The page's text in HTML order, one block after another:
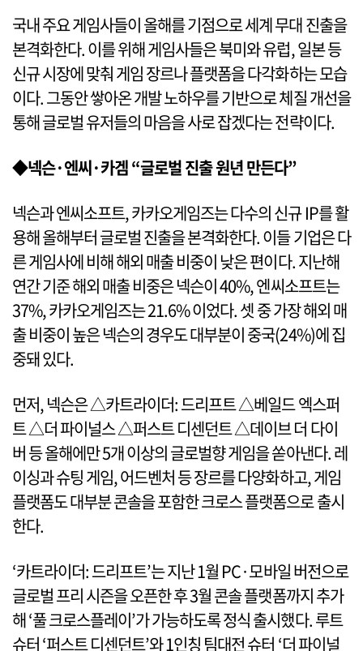
국내 주요 게임사들이 올해를 기점으로 세계 무대 진출을
본격화한다. 이를 위해 게임사들은 북미와 유럽, 일본 등
신규 시장에 맞춰 게임 장르나 플랫폼을 다각화하는 모습
이다. 그동안 쌓아온 개발 노하우를 기반으로 체질 개선을
통해 글로벌 유저들의 마음을 사로 잡겠다는 전략이다.
◆넥슨·엔씨·카겜 “글로벌 진출 원년 만든다”
넥슨과 엔씨소프트, 카카오게임즈는 다수의 신규 IP를 활
용해 올해부터 글로벌 진출을 본격화한다. 이들 기업은 다
른 게임사에 비해 해외 매출 비중이 낮은 편이다. 지난해
연간 기준 해외 매출 비중은 넥슨이 40%, 엔씨소프트는
37%, 카카오게임즈는 21.6% 이었다. 셋 중 가장 해외 매
출 비중이 높은 넥슨의 경우도 대부분이 중국(24%)에 집
중돼 있다.
먼저, 넥슨은 △카트라이더: 드리프트 △베일드 엑스퍼
트 △더 파이널스 △퍼스트 디센던트 △데이브 더 다이
버 등 올해에만 5개 이상의 글로벌향 게임을 쏟아낸다. 레
이싱과 슈팅 게임, 어드벤처 등 장르를 다양화하고, 게임
플랫폼도 대부분 콘솔을 포함한 크로스 플랫폼으로 출시
한다.
‘카트라이더: 드리프트’는 지난 1월 PC·모바일 버전으로
글로벌 프리 시즌을 오픈한 후 3월 콘솔 플랫폼까지 추가
해 ‘풀 크로스플레이’가 가능하도록 정식 출시했다. 루트
슈터 ‘퍼스트 디센던트’와 1인칭 팀대전 슈터 ‘더 파이널